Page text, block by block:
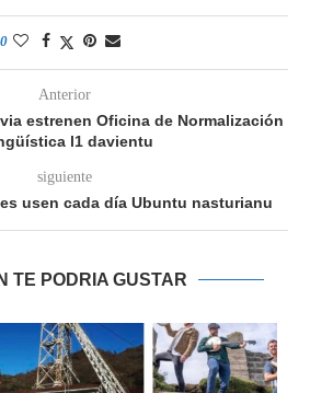
0
Anterior
estrenen Oficina de Normalización
l1 davientu
siguiente
usen cada día Ubuntu nasturianu
TE PODRIA GUSTAR